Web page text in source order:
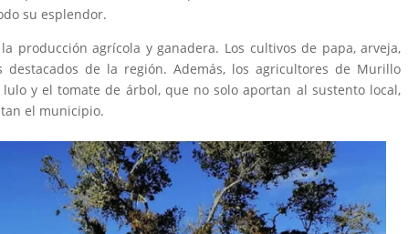
su esplendor.
producción agrícola y ganadera. Los cultivos de papa, arveja,
de la región. Además, los agricultores de Murillo
y el tomate de árbol, que no solo aportan al sustento local,
el municipio.